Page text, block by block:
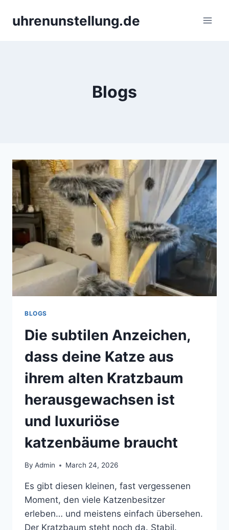
uhrenunstellung.de
Blogs
BLOGS
Die subtilen Anzeichen,
dass deine Katze aus
ihrem alten Kratzbaum
herausgewachsen ist
und luxuriöse
katzenbäume braucht
By Admin March 24, 2026
Es gibt diesen kleinen, fast vergessenen
Moment, den viele Katzenbesitzer
erleben… und meistens einfach übersehen.
Der Kratzbaum steht noch da. Stabil.